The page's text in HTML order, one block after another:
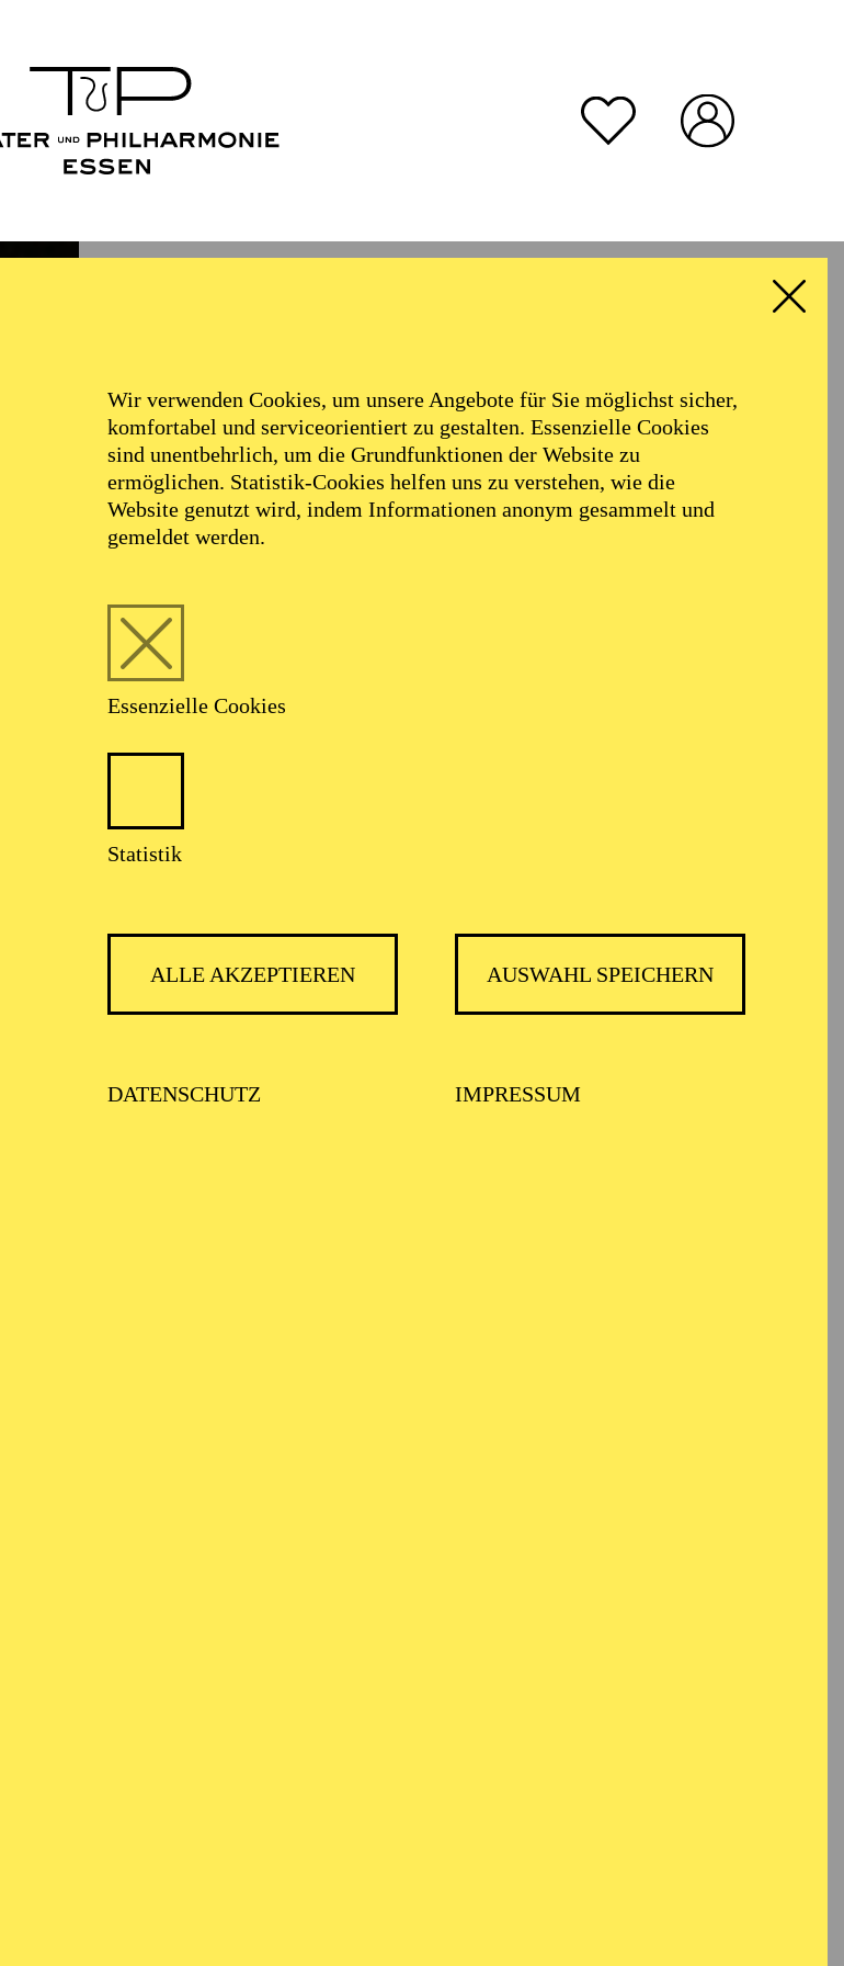
Wir verwenden Cookies, um unsere Angebote für Sie möglichst sicher,
komfortabel und serviceorientiert zu gestalten. Essenzielle Cookies
sind unentbehrlich, um die Grundfunktionen der Website zu
ermöglichen. Statistik-Cookies helfen uns zu verstehen, wie die
Website genutzt wird, indem Informationen anonym gesammelt und
gemeldet werden.
Essenzielle Cookies
Statistik
ALLE AKZEPTIEREN AUSWAHL SPEICHERN
DATENSCHUTZ IMPRESSUM